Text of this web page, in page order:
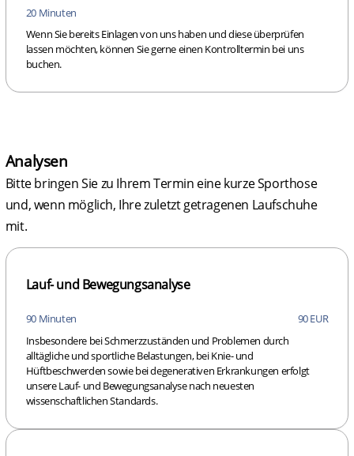
20 Minuten
Wenn Sie bereits Einlagen von uns haben und diese überprüfen
lassen möchten, können Sie gerne einen Kontrolltermin bei uns
buchen.
Analysen
Bitte bringen Sie zu Ihrem Termin eine kurze Sporthose
und, wenn möglich, Ihre zuletzt getragenen Laufschuhe
mit.
Lauf- und Bewegungsanalyse
90 Minuten
90 EUR
Insbesondere bei Schmerzzuständen und Problemen durch
alltägliche und sportliche Belastungen, bei Knie- und
Hüftbeschwerden sowie bei degenerativen Erkrankungen erfolgt
unsere Lauf- und Bewegungsanalyse nach neuesten
wissenschaftlichen Standards.